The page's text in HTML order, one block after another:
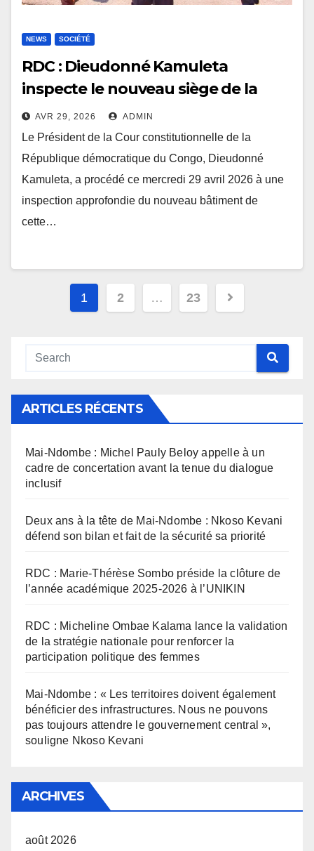
NEWS SOCIÉTÉ
RDC : Dieudonné Kamuleta
inspecte le nouveau siège de la
Cour constitutionnelle en voie
d’achèvement
AVR 29, 2026 ADMIN
Le Président de la Cour constitutionnelle de la
République démocratique du Congo, Dieudonné
Kamuleta, a procédé ce mercredi 29 avril 2026 à une
inspection approfondie du nouveau bâtiment de
cette…
Navigation
articles
1 2 … 23
ARTICLES RÉCENTS
Mai-Ndombe : Michel Pauly Beloy appelle à un
cadre de concertation avant la tenue du dialogue
inclusif
Deux ans à la tête de Mai-Ndombe : Nkoso Kevani
défend son bilan et fait de la sécurité sa priorité
RDC : Marie-Thérèse Sombo préside la clôture de
l’année académique 2025-2026 à l’UNIKIN
RDC : Micheline Ombae Kalama lance la validation
de la stratégie nationale pour renforcer la
participation politique des femmes
Mai-Ndombe : « Les territoires doivent également
bénéficier des infrastructures. Nous ne pouvons
pas toujours attendre le gouvernement central »,
souligne Nkoso Kevani
ARCHIVES
août 2026